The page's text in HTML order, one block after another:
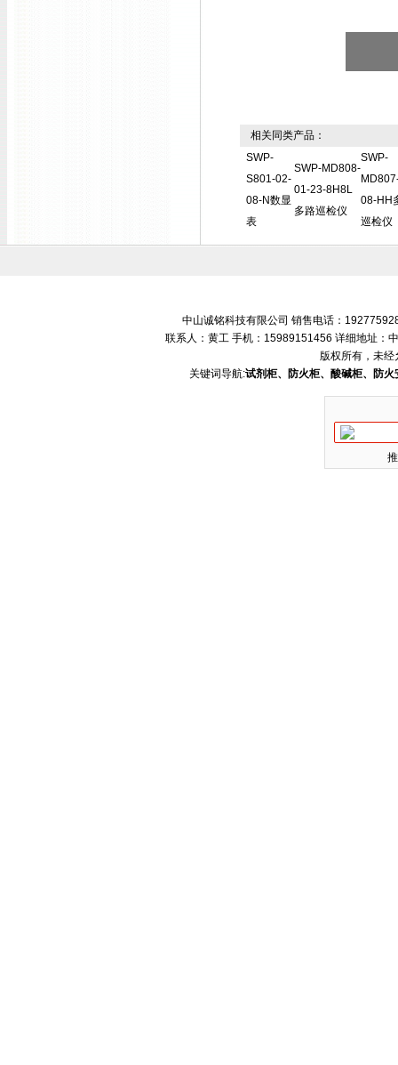
相关同类产品：
SWP-
S801-02-
08-N数显
表
SWP-MD808-
01-23-8H8L
多路巡检仪
SWP-
08-HH
巡检仪
中山诚铭科技有限公司 销售电话：
联系人：黄工 手机：15989151456 详细地址：
版权所有，未经
关键词导航:试剂柜、防火柜、酸碱柜、防